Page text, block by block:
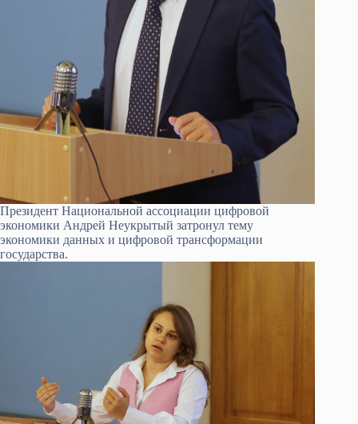
Президент Национальной ассоциации цифровой
экономики Андрей Неукрытый затронул тему
экономики данных и цифровой трансформации
государства.